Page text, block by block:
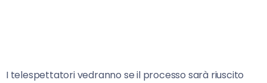
I telespettatori vedranno se il processo sarà riuscito